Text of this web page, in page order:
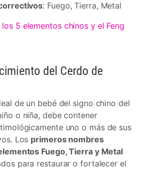
: Fuego, Tierra, Metal
5 elementos chinos y el Feng
del Cerdo de
de un bebé del signo chino del
o niña, debe contener
uno o más de sus
Los primeros nombres
Fuego, Tierra y Metal
para restaurar o fortalecer el